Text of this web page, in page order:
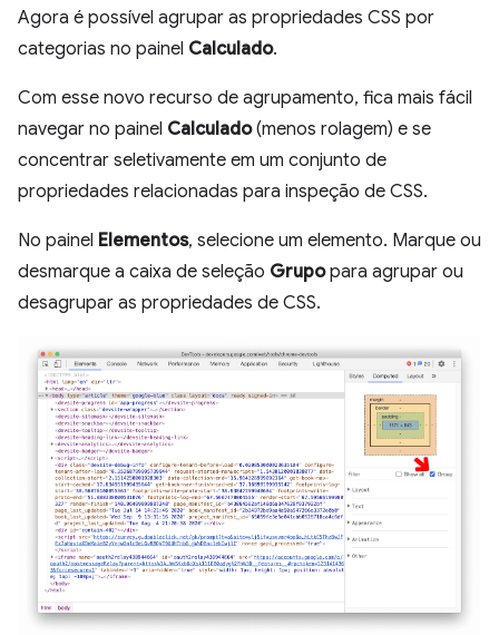
Agora é possível agrupar as propriedades CSS por
categorias no painel Calculado.
Com esse novo recurso de agrupamento, fica mais fácil
navegar no painel Calculado(menos rolagem) e se
concentrar seletivamente em um conjunto de
propriedades relacionadas para inspeção de CSS.
No painel Elementos, selecione um elemento. Marque ou
desmarque a caixa de seleção Grupopara agrupar ou
desagrupar as propriedades de CSS.